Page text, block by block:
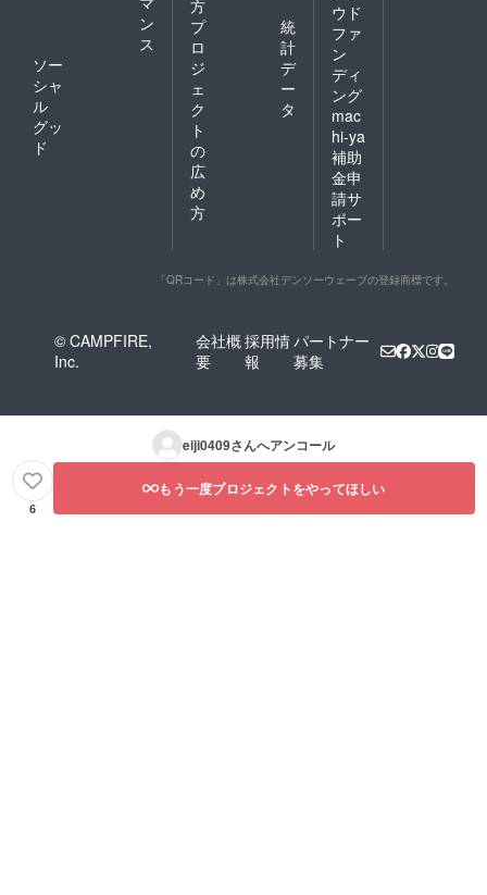
ン
ス
ソー
シャ
ル
グッ
ド
方
プ
ロ
ジ
ェ
ク
ト
の
広
め
方
統
計
デ
ー
タ
ウド
ファ
ン
ディ
ング
mac
hi-ya
補助
金申
請サ
ポー
ト
「QRコード」は株式会社デンソーウェーブの登録商標です。
© CAMPFIRE,
Inc.
会社概
要
採用情
報
パートナー
募集
eiji0409さんへアンコール
6
もう一度プロジェクトをやってほしい